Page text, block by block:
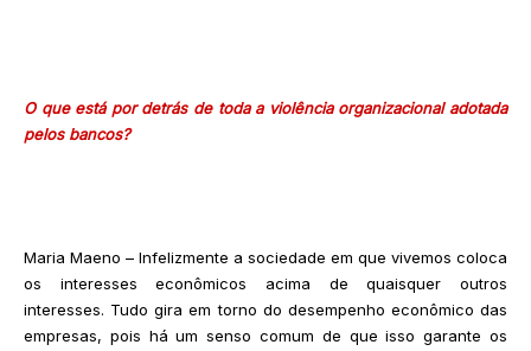
O que está por detrás de toda a violência organizacional adotada
pelos bancos?
Maria Maeno – Infelizmente a sociedade em que vivemos coloca
os interesses econômicos acima de quaisquer outros
interesses. Tudo gira em torno do desempenho econômico das
empresas, pois há um senso comum de que isso garante os